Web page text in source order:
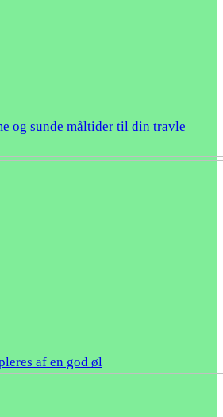
og sunde måltider til din travle
af en god øl